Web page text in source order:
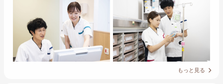
もっと見る